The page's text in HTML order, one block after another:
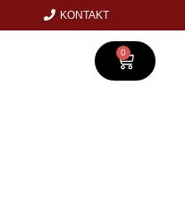
KONTAKT
0